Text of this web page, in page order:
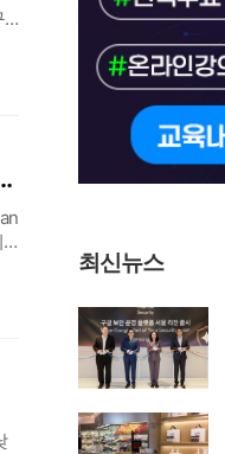
’ 개관… 창립 100주년 앞두고 역사적 이정표 수립
최신뉴스